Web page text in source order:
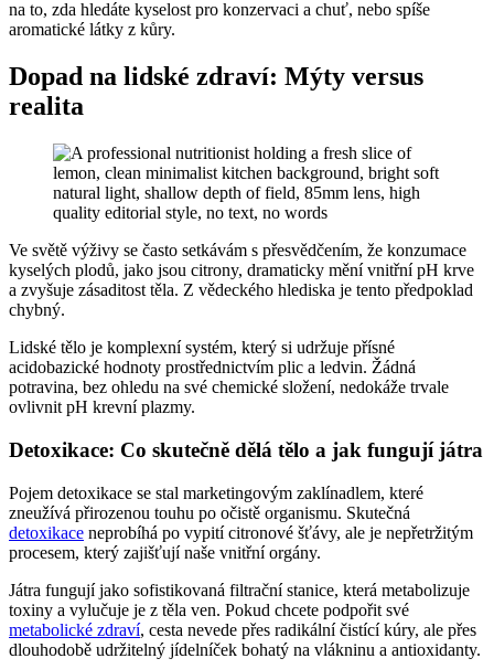
na to, zda hledáte kyselost pro konzervaci a chuť, nebo spíše
aromatické látky z kůry.
Dopad na lidské zdraví: Mýty versus
realita
Ve světě výživy se často setkávám s přesvědčením, že konzumace
kyselých plodů, jako jsou citrony, dramaticky mění vnitřní pH krve
a zvyšuje zásaditost těla. Z vědeckého hlediska je tento předpoklad
chybný.
Lidské tělo je komplexní systém, který si udržuje přísné
acidobazické hodnoty prostřednictvím plic a ledvin. Žádná
potravina, bez ohledu na své chemické složení, nedokáže trvale
ovlivnit pH krevní plazmy.
Detoxikace: Co skutečně dělá tělo a jak fungují játra
Pojem detoxikace se stal marketingovým zaklínadlem, které
zneužívá přirozenou touhu po očistě organismu. Skutečná
detoxikace neprobíhá po vypití citronové šťávy, ale je nepřetržitým
procesem, který zajišťují naše vnitřní orgány.
Játra fungují jako sofistikovaná filtrační stanice, která metabolizuje
toxiny a vylučuje je z těla ven. Pokud chcete podpořit své
metabolické zdraví, cesta nevede přes radikální čistící kúry, ale přes
dlouhodobě udržitelný jídelníček bohatý na vlákninu a antioxidanty.